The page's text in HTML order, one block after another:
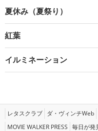
夏休み（夏祭り）
紅葉
イルミネーション
レタスクラブ ダ・ヴィンチWeb
MOVIE WALKER PRESS 毎日が発